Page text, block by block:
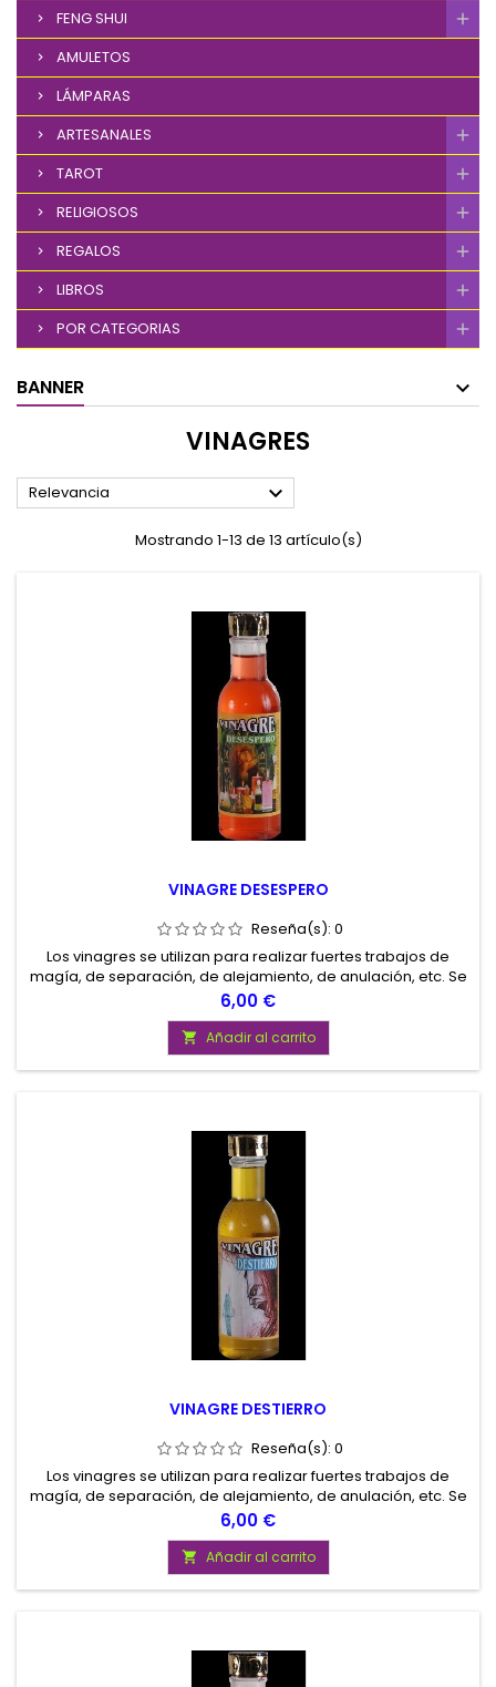
FENG SHUI
AMULETOS
LÁMPARAS
ARTESANALES
TAROT
RELIGIOSOS
REGALOS
LIBROS
POR CATEGORIAS
BANNER
VINAGRES
Relevancia 
Mostrando 1-13 de 13 artículo(s)
VINAGRE DESESPERO
Reseña(s): 0
Los vinagres se utilizan para realizar fuertes trabajos de
magía, de separación, de alejamiento, de anulación, etc. Se
utilizan untándolos en velas, lavando suelos, etc.
Precio
6,00 €
 Añadir al carrito
VINAGRE DESTIERRO
Reseña(s): 0
Los vinagres se utilizan para realizar fuertes trabajos de
magía, de separación, de alejamiento, de anulación, etc. Se
utilizan untándolos en velas, lavando suelos, etc.
Precio
6,00 €
 Añadir al carrito